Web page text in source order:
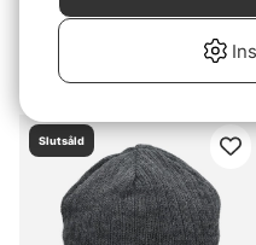
Fish Monkey Yeti Fleece
269 kr
Slutsåld